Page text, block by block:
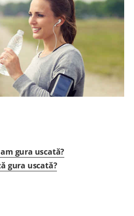
PENTRU SPECIALIȘTI
gura uscată?
gura uscată?